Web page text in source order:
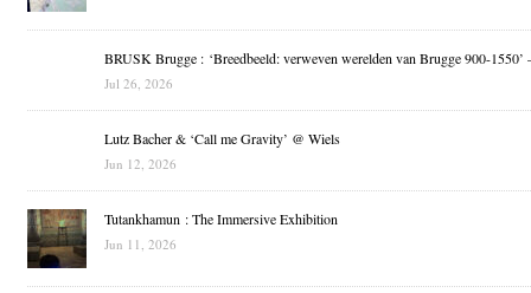
BRUSK Brugge : ‘Breedbeeld: verweven werelden van Brugge 900-1550’
Jul 26, 2026
Lutz Bacher & ‘Call me Gravity’ @ Wiels
Jun 12, 2026
Tutankhamun : The Immersive Exhibition
Jun 11, 2026